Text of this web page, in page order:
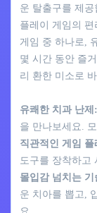
운 탈출구를 제
플레이 게임의
게임 중 하나로,
몇 시간 동안 즐
리 환한 미소로
유쾌한 치과 난제:
을 만나보세요.
직관적인 게임 플
도구를 장착하고
몰입감 넘치는 기
운 치아를 뽑고,